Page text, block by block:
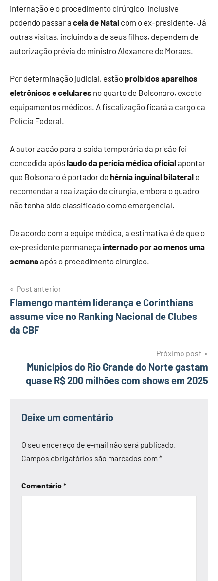
internação e o procedimento cirúrgico, inclusive
podendo passar a ceia de Natal com o ex-presidente. Já
outras visitas, incluindo a de seus filhos, dependem de
autorização prévia do ministro Alexandre de Moraes.
Por determinação judicial, estão proibidos aparelhos
eletrônicos e celulares no quarto de Bolsonaro, exceto
equipamentos médicos. A fiscalização ficará a cargo da
Polícia Federal.
A autorização para a saída temporária da prisão foi
concedida apóslaudo da perícia médica oficialapontar
que Bolsonaro é portador de hérnia inguinal bilateral e
recomendar a realização de cirurgia, embora o quadro
não tenha sido classificado como emergencial.
De acordo com a equipe médica, a estimativa é de que o
ex-presidente permaneça internado por ao menos uma
semanaapós o procedimento cirúrgico.
Navegação
de
Post
Post anterior
Flamengo mantém liderança e Corinthians
assume vice no Ranking Nacional de Clubes
da CBF
Próximo post
Municípios do Rio Grande do Norte gastam
quase R$ 200 milhões com shows em 2025
Deixe um comentário
O seu endereço de e-mail não será publicado.
Campos obrigatórios são marcados com *
Comentário*